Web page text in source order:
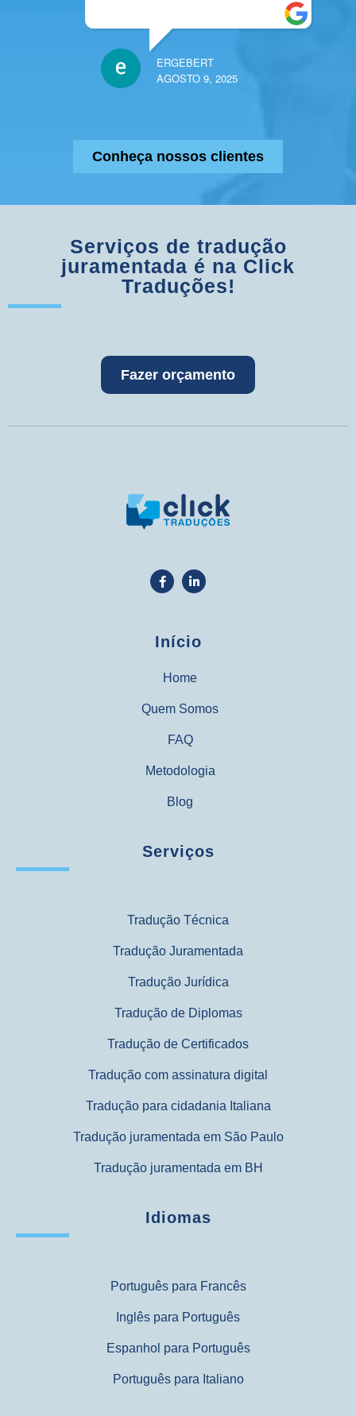
ERGEBERT
AGOSTO 9, 2025
Conheça nossos clientes
Serviços de tradução
juramentada é na Click
Traduções!
Fazer orçamento
Início
Home
Quem Somos
FAQ
Metodologia
Blog
Serviços
Tradução Técnica
Tradução Juramentada
Tradução Jurídica
Tradução de Diplomas
Tradução de Certificados
Tradução com assinatura digital
Tradução para cidadania Italiana
Tradução juramentada em São Paulo
Tradução juramentada em BH
Idiomas
Português para Francês
Inglês para Português
Espanhol para Português
Português para Italiano